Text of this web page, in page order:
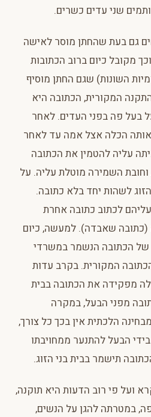
שני עדים כשרים.
גם בעת שהחתן מוסר לאישה
מקובל כיום ברוב הכתובות
השונות) שגם החתן מוסיף
המקורית, הכתובה היא
בעל פה בפני העדים. לאחר
הכלה אצל אמה עד לאחר
עליה להטמין את הכתובה
השמירה מוטלת עליה. על
לשהות יחד בלא כתובה.
לכתוב כתובה אחרת
שאבדה). למעשה, כיום
של הכתובה הנשמר במשרדי
המקורית. בקרב עדות
מפקידה את הכתובה בבית
מפני הבעל, במקרה
הלכתית אין בכך כל צורך,
הבעל להתנער ממחויבתו
תישמר בבית בני הזוג.
ועל פי רוב הדעות היא תוקנה,
במטרתה להגן על הנשים,